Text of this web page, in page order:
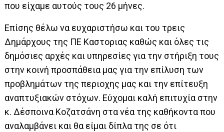
που είχαμε αυτούς τους 26 μήνες.
Επίσης θέλω να ευχαριστήσω και του τρεις
Δημάρχους της ΠΕ Καστοριας καθώς και όλες τις
δημόσιες αρχές και υπηρεσίες για την στήριξη τους
στην κοινή προσπάθεια μας για την επίλυση των
προβλημάτων της περιοχης μας και την επίτευξη
αναπτυξιακών στόχων. Εύχομαι καλή επιτυχία στην
κ. Δέσποινα Κοζατσάνη στα νέα της καθήκοντα που
αναλαμβάνει και θα είμαι δίπλα της σε ότι